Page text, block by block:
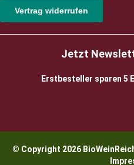
Vertrag widerrufen
Jetzt
Erstbesteller sparen 5
© Copyright 2026